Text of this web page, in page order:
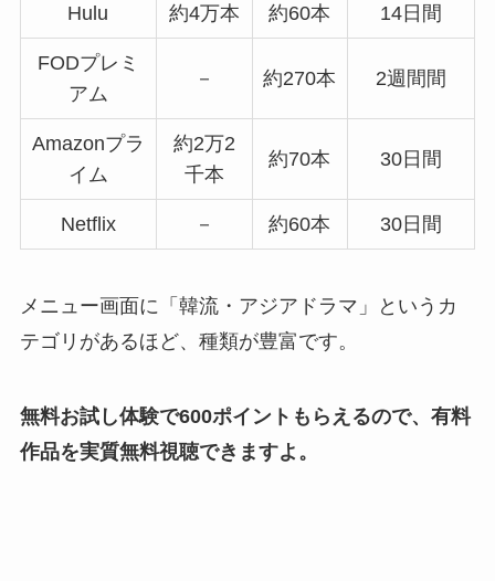
Hulu 約4万本 約60本 14日間
FODプレミ
アム
－ 約270本 2週間間
Amazonプラ
イム
約2万2
千本
約70本 30日間
Netflix － 約60本 30日間
メニュー画面に「韓流・アジアドラマ」というカ
テゴリがあるほど、種類が豊富です。
無料お試し体験で600ポイントもらえるので、有料
作品を実質無料視聴できますよ。